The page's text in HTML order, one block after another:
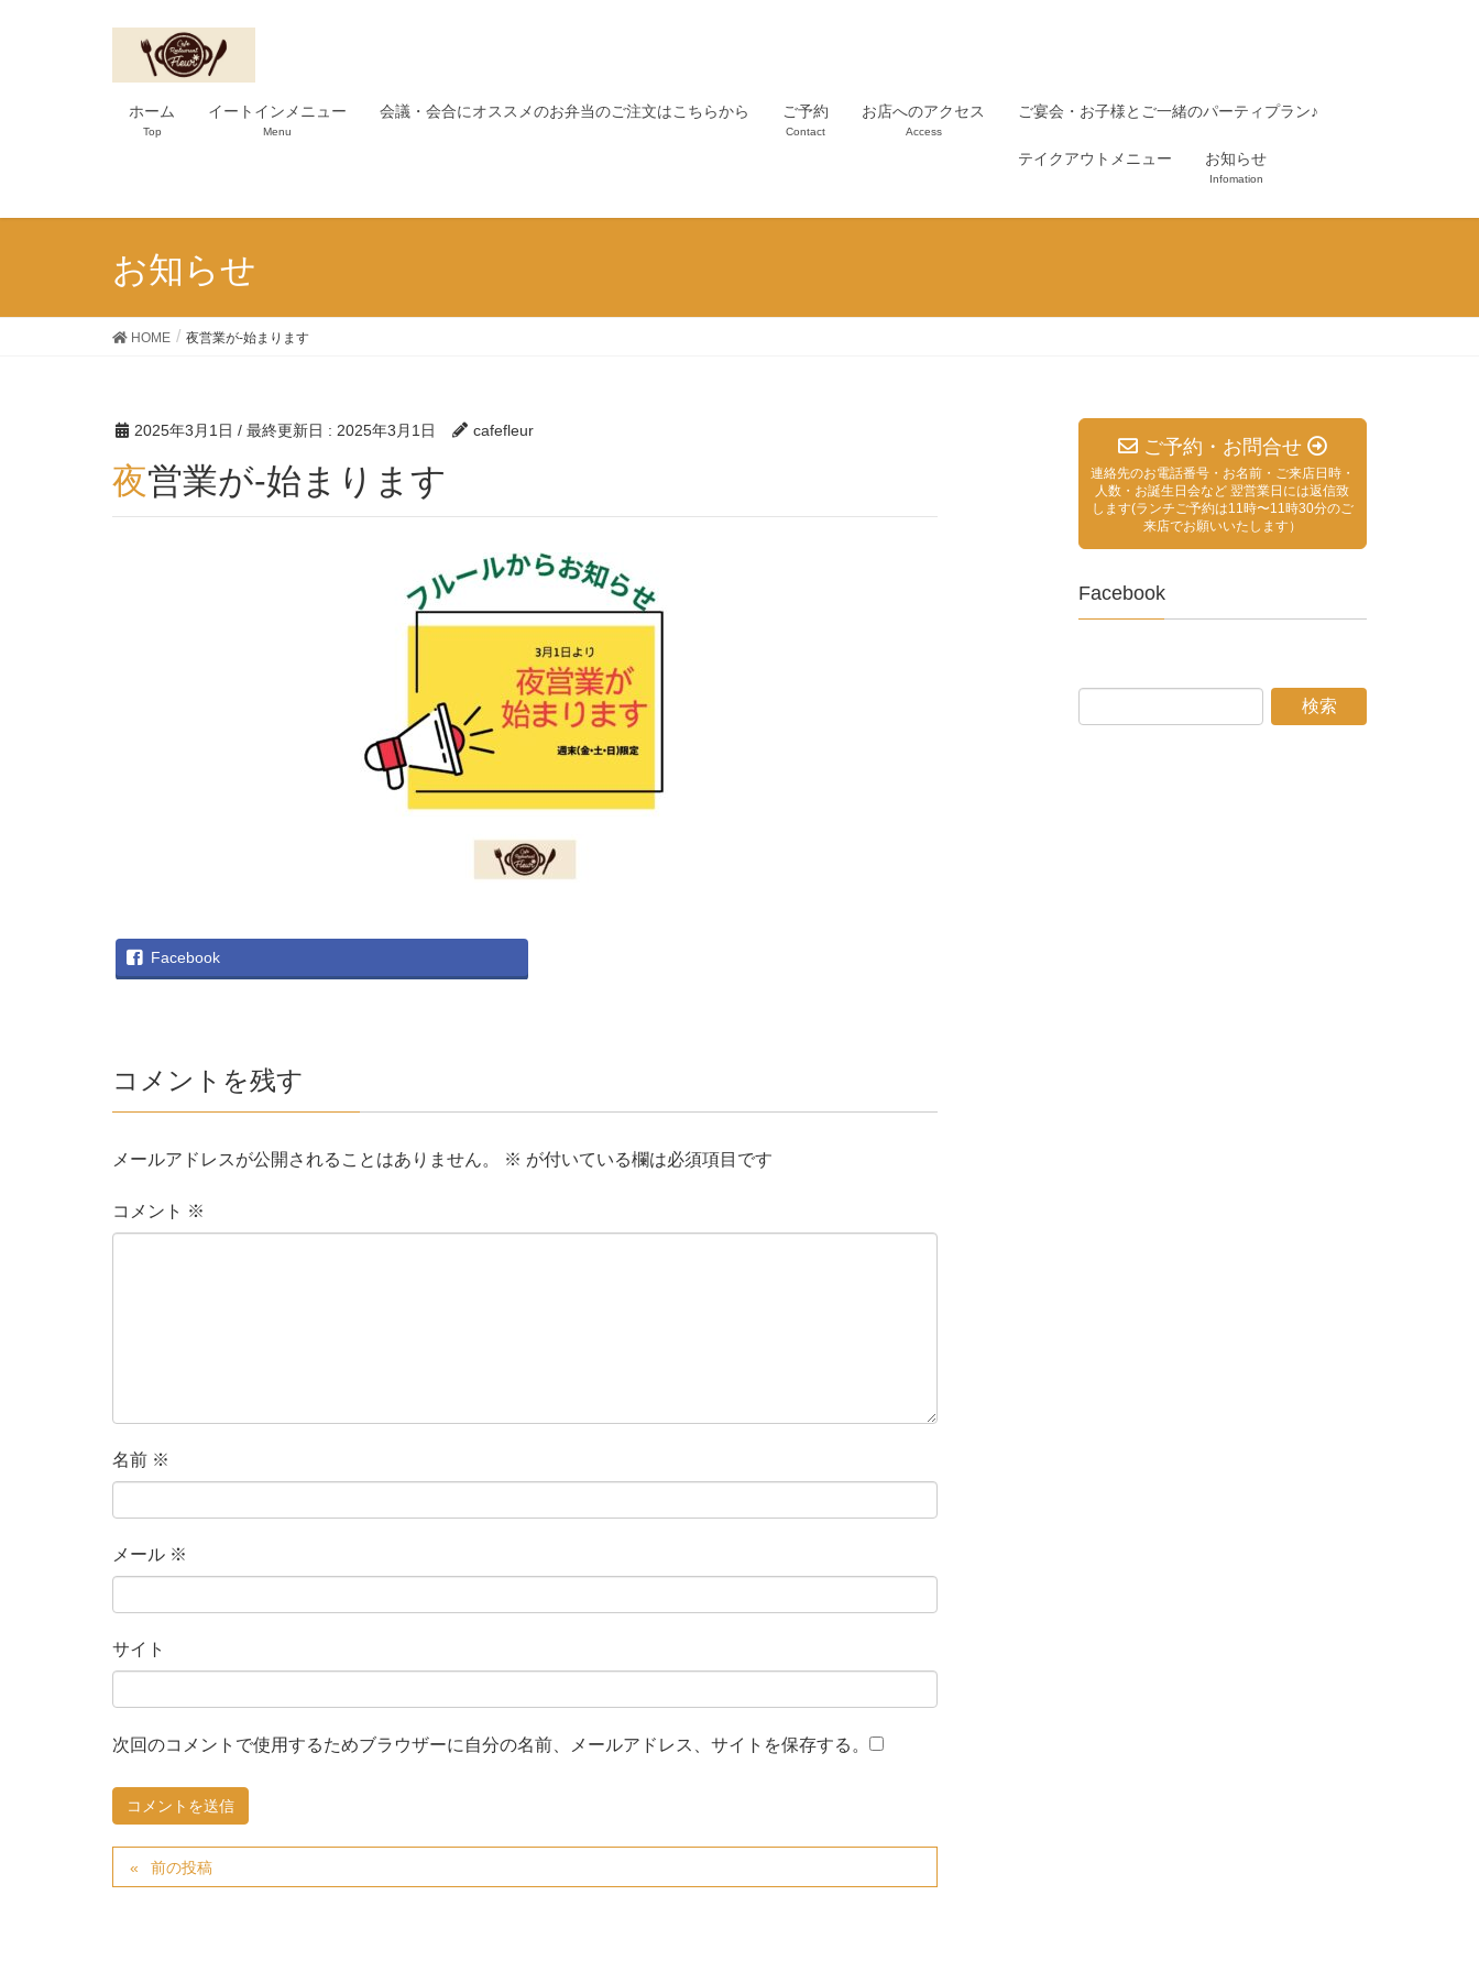
ホーム
Top
イートインメニュー
Menu
会議・会合にオススメのお弁当のご注文はこちらから ご予約
Contact
お店へのアクセス
Access
ご宴会・お子様とご一緒のパーティプラン♪
テイクアウトメニュー お知らせ
Infomation
お知らせ
HOME 夜営業が-始まります
2025年3月1日 / 最終更新日 : 2025年3月1日 cafefleur
夜営業が-始まります
Facebook
コメントを残す
メールアドレスが公開されることはありません。 ※ が付いている欄は必須項目です
コメント ※
名前 ※
メール ※
サイト
次回のコメントで使用するためブラウザーに自分の名前、メールアドレス、サイトを保存する。
前の投稿
ご予約・お問合せ
連絡先のお電話番号・お名前・ご来店日時・
人数・お誕生日会など 翌営業日には返信致
します(ランチご予約は11時〜11時30分のご
来店でお願いいたします）
Facebook